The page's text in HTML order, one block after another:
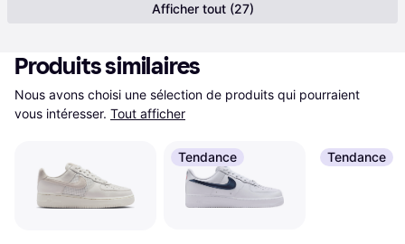
Afficher tout (27)
Produits similaires
Nous avons choisi une sélection de produits qui pourraient
vous intéresser. Tout afficher
Tendance Tendance